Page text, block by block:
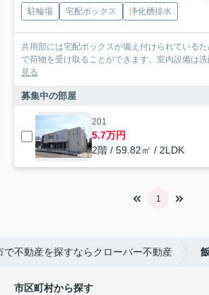
駐輪場 宅配ボックス 浄化槽排水
共用部には宅配ボックスが備え付けられている
で荷物を受け取ることができます。室内設備は
見る
募集中の部屋
201
5.7万円
2階 / 59.82㎡ / 2LDK
1
で不動産を探すならクローバー不動産
市区町村から探す